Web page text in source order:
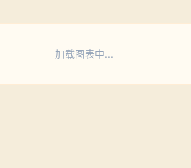
加载图表中...